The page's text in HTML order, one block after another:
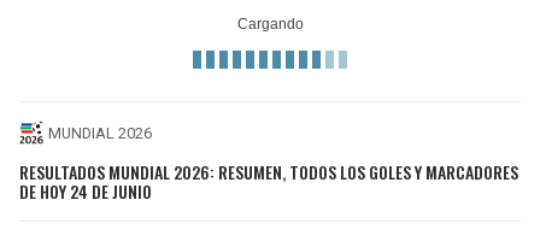
MUNDIAL 2026
RESULTADOS MUNDIAL 2026: RESUMEN, TODOS LOS GOLES Y MARCADORES
DE HOY 24 DE JUNIO